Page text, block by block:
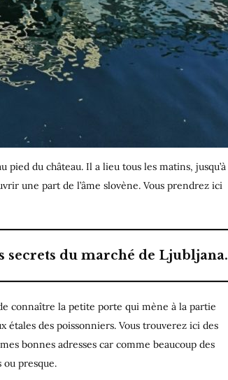
pied du château. Il a lieu tous les matins, jusqu’à
une part de l’âme slovène. Vous prendrez ici
secrets du marché de Ljubljana.
connaître la petite porte qui mène à la partie
des poissonniers. Vous trouverez ici des
bonnes adresses car comme beaucoup des
ou presque.